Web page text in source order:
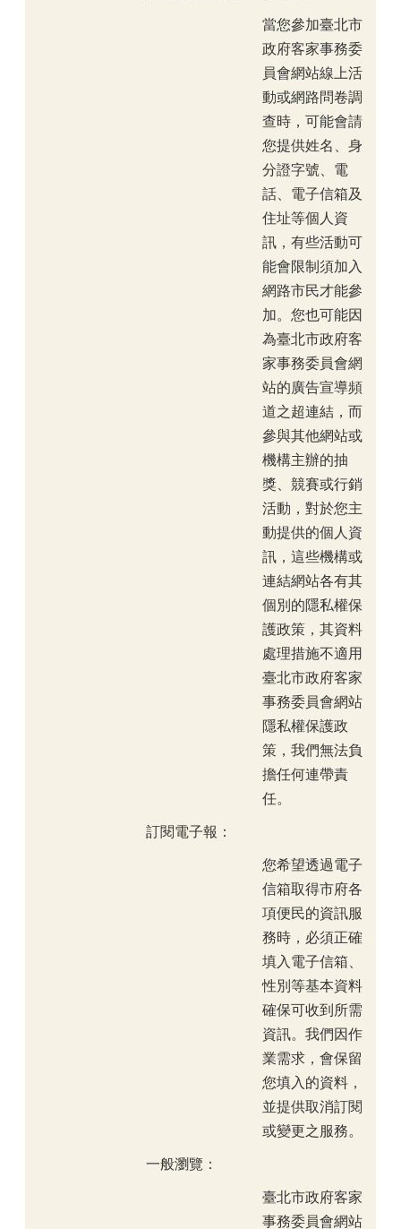
當您參加臺北市
政府客家事務委
員會網站線上活
動或網路問卷調
查時，可能會請
您提供姓名、身
分證字號、電
話、電子信箱及
住址等個人資
訊，有些活動可
能會限制須加入
網路市民才能參
加。您也可能因
為臺北市政府客
家事務委員會網
站的廣告宣導頻
道之超連結，而
參與其他網站或
機構主辦的抽
獎、競賽或行銷
活動，對於您主
動提供的個人資
訊，這些機構或
連結網站各有其
個別的隱私權保
護政策，其資料
處理措施不適用
臺北市政府客家
事務委員會網站
隱私權保護政
策，我們無法負
擔任何連帶責
任。
訂閱電子報：
您希望透過電子
信箱取得市府各
項便民的資訊服
務時，必須正確
填入電子信箱、
性別等基本資料
確保可收到所需
資訊。我們因作
業需求，會保留
您填入的資料，
並提供取消訂閱
或變更之服務。
一般瀏覽：
臺北市政府客家
事務委員會網站